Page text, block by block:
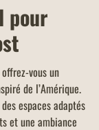
pour
vous un
de l’Amérique.
espaces adaptés
et une ambiance